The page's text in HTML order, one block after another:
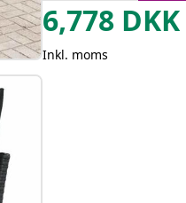
6,778 DKK
Inkl. moms